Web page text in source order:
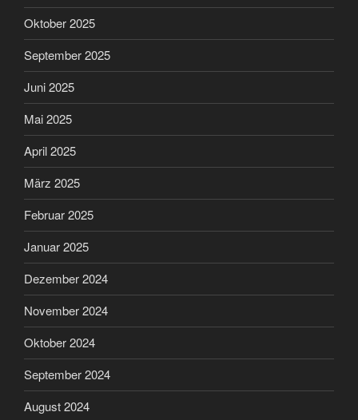
Oktober 2025
September 2025
Juni 2025
Mai 2025
April 2025
März 2025
Februar 2025
Januar 2025
Dezember 2024
November 2024
Oktober 2024
September 2024
August 2024